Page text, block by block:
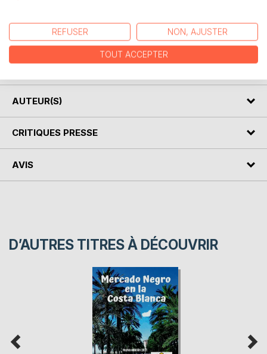
"Numéro 1 et numéro 2".
D'après lui, ils vivent sous la surface, dans un immense
complexe, dont l'entrée est dissimulée sous le sol lunaire.
La NASA et les autorités ont classé le cas « Top Secret ».
AUTEUR(S)
CRITIQUES PRESSE
AVIS
D’AUTRES TITRES À DÉCOUVRIR
REFUSER NON, AJUSTER
TOUT ACCEPTER